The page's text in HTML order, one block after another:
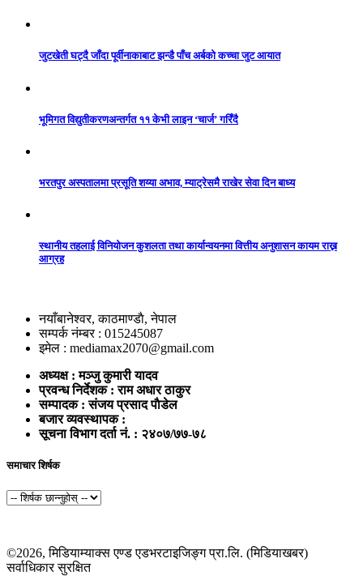
जुटखेती घट्दै जाँदा पूर्वीनाकाबाट झन्डै पाँच अर्बको कच्चा जुट आयात
भूमिगत विद्युतीकरणअन्तर्गत ११ केभी लाइन ‘चार्ज’ गरिँदै
भरतपुर अस्पतालमा प्रसूति शय्या अभाव, म्याट्रेसमै राखेर सेवा दिन बाध्य
स्थानीय तहलाई विनियोजन कुशलता तथा कार्यान्वयनमा वित्तीय अनुशासन कायम राख्न
आग्रह
नयाँबानेश्वर, काठमाण्डाै, नेपाल
सम्पर्क नंम्बर : 015245087
इमेल : mediamax2070@gmail.com
अध्यक्ष : मञ्जु कुमारी यादव
प्रवन्ध निर्देशक : राम अधार ठाकुर
सम्पादक : संजय प्रसाद पाैडेल
बजार व्यवस्थापक :
सूचना विभाग दर्ता नं. : २४०७/७७-७८
समाचार शिर्षक
©2026, मिडियाम्याक्स एण्ड एडभरटाइजिङ्ग प्रा.लि. (मिडियाखबर)
सर्वाधिकार सुरक्षित